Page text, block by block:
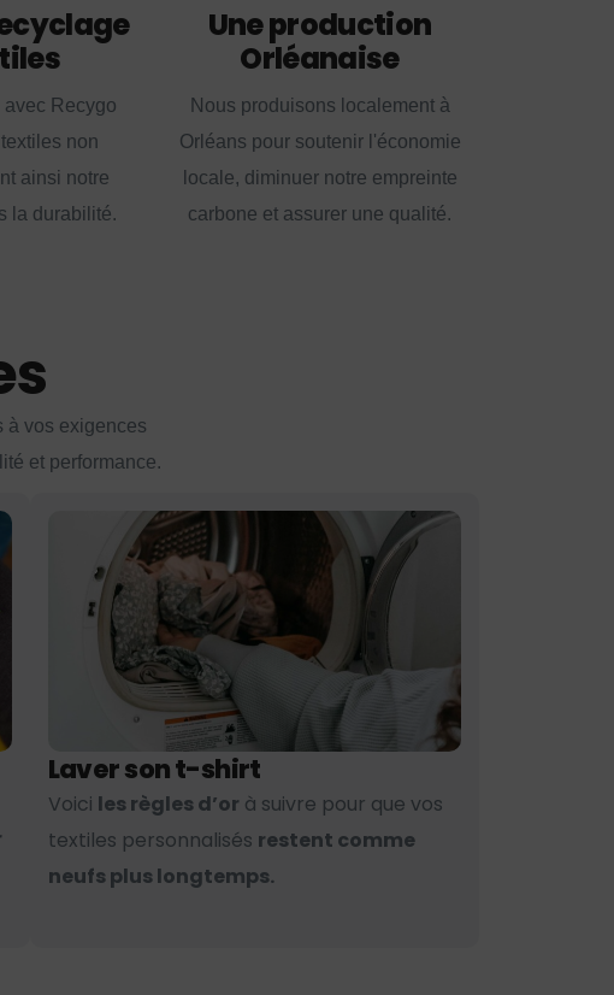
Recygo
non
ainsi notre
la durabilité.
Une production
Orléanaise
Nous produisons localement à
Orléans pour soutenir l'économie
locale, diminuer notre empreinte
carbone et assurer une qualité.
à vos exigences
et performance.
Laver son t-shirt
Voici les règles d’or à suivre pour que vos
textiles personnalisés restent comme
neufs plus longtemps.